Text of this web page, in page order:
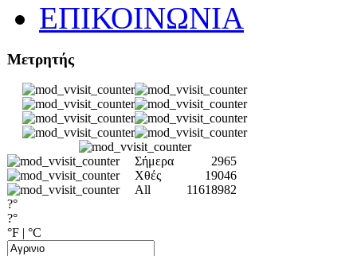
ΕΠΙΚΟΙΝΩΝΙΑ
Μετρητής
Σήμερα
2965
Χθές
19046
All
11618982
?°
?°
°F | °C